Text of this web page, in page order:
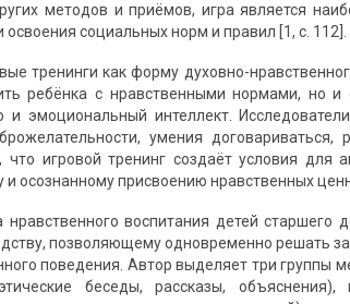
методов и приёмов, игра является
социальных норм и правил [1, с. 112].
тренинги как форму духовно-
ребёнка с нравственными нормами, но и
эмоциональный интеллект.
умения договариваться,
игровой тренинг создаёт условия для
осознанному присвоению нравственных
воспитания детей старшего
позволяющему одновременно решать
поведения. Автор выделяет три группы
беседы, рассказы, объяснения),